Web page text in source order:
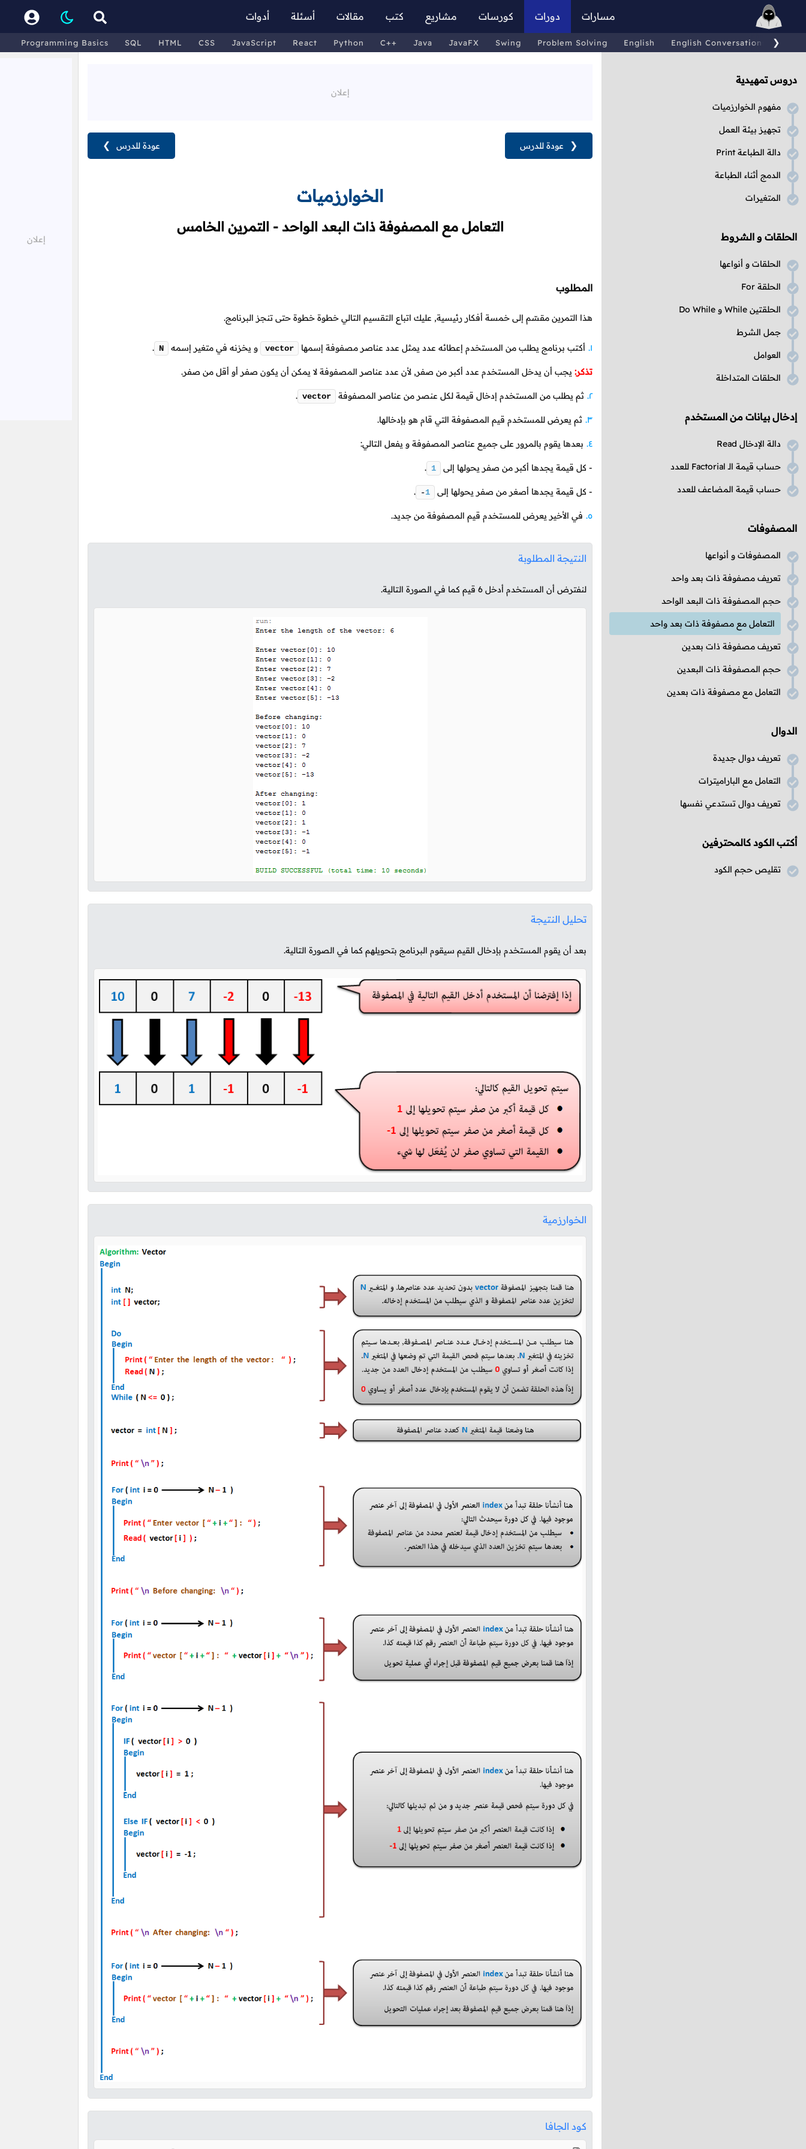
مسارات دورات كورسات مشاريع كتب مقالات أسئلة أدوات
Programming Basics SQL HTML CSS JavaScript React Python C++ Java JavaFX Swing Problem Solving English English Conversations ❯
دروس تمهيدية
مفهوم الخوارزميات
تجهيز بيئة العمل
دالة الطباعة Print
الدمج أثناء الطباعة
المتغيرات
الحلقات و الشروط
الحلقات و أنواعها
الحلقة For
الحلقتين While و Do While
جمل الشرط
العوامل
الحلقات المتداخلة
إدخال بيانات من المستخدم
دالة الإدخال Read
حساب قيمة الـ Factorial للعدد
حساب قيمة المضاعف للعدد
المصفوفات
المصفوفات و أنواعها
تعريف مصفوفة ذات بعد واحد
حجم المصفوفة ذات البعد الواحد
التعامل مع مصفوفة ذات بعد واحد
تعريف مصفوفة ذات بعدين
حجم المصفوفة ذات البعدين
التعامل مع مصفوفة ذات بعدين
الدوال
تعريف دوال جديدة
التعامل مع الباراميترات
تعريف دوال تستدعي نفسها
أكتب الكود كالمحترفين
تقليص حجم الكود
عودة للدرس ❯ ❮ عودة للدرس
الخوارزميات
التعامل مع المصفوفة ذات البعد الواحد - التمرين الخامس
المطلوب
هذا التمرين مقسّم إلى خمسة أفكار رئيسية, عليك اتباع التقسيم التالي خطوة خطوة حتى تنجز البرنامج.
أكتب برنامج يطلب من المستخدم إعطائه عدد يمثل عدد عناصر مصفوفة إسمها vector و يخزنه في متغير إسمه N
.
تذكر: يجب أن يدخل المستخدم عدد أكبر من صفر, لأن عدد عناصر المصفوفة لا يمكن أن يكون صفر أو أقل من صفر.
ثم يطلب من المستخدم إدخال قيمة لكل عنصر من عناصر المصفوفة vector
.
ثم يعرض للمستخدم قيم المصفوفة التي قام هو بإدخالها.
بعدها يقوم بالمرور على جميع عناصر المصفوفة و يفعل التالي:
- كل قيمة يجدها أكبر من صفر يحولها إلى 1
.
- كل قيمة يجدها أصغر من صفر يحولها إلى -1
.
في الأخير يعرض للمستخدم قيم المصفوفة من جديد.
النتيجة المطلوبة
لنفترض أن المستخدم أدخل 6 قيم كما في الصورة التالية.
تحليل النتيجة
بعد أن يقوم المستخدم بإدخال القيم سيقوم البرنامج بتحويلهم كما في الصورة التالية.
الخوارزمية
كود الجافا